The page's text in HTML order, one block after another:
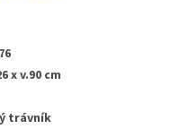
x v.90 cm
trávník